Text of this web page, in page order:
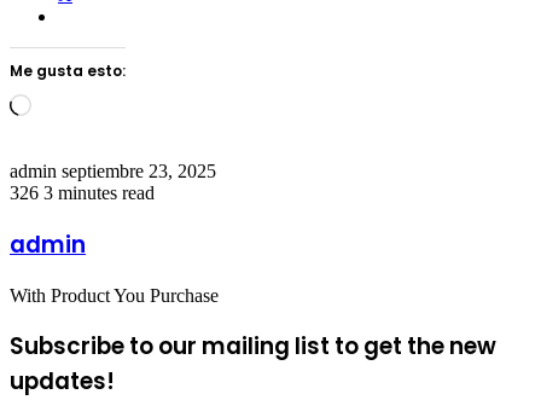
Me gusta esto:
Loading…
admin Send
an
septiembre 23, 2025
326 3 minutes read
admin
With Product You Purchase
Subscribe to our mailing list to get the new
updates!